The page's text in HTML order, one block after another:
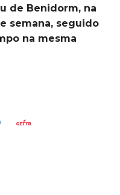
de Benidorm, na
semana, seguido
na mesma